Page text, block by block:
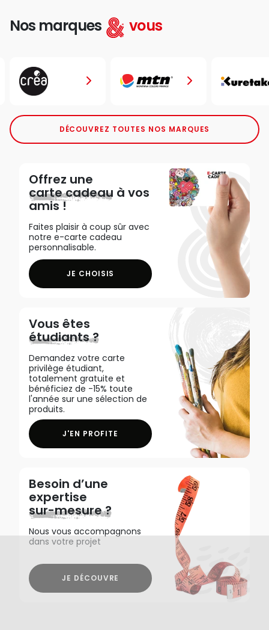
Nos marques vous
DÉCOUVREZ TOUTES NOS MARQUES
Offrez une
carte cadeau à vos
amis !
Faites plaisir à coup sûr avec
notre e-carte cadeau
personnalisable.
JE CHOISIS
Vous êtes
étudiants ?
Demandez votre carte
privilège étudiant,
totalement gratuite et
bénéficiez de -15% toute
l'année sur une sélection de
produits.
J'EN PROFITE
Besoin d’une
expertise
sur-mesure ?
Nous vous accompagnons
dans votre projet
JE DÉCOUVRE